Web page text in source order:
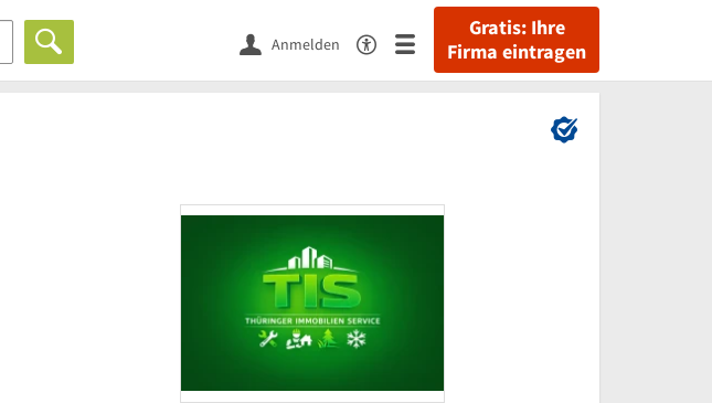
Gratis: Ihre
Firma eintragen
Anmelden